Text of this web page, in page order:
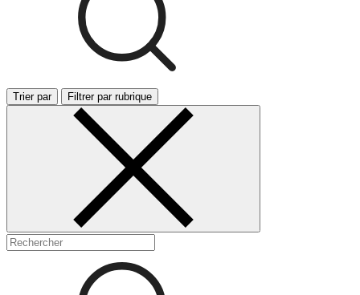
Trier par Filtrer par rubrique